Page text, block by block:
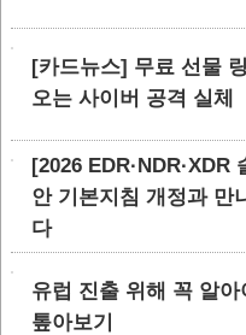
[카드뉴스] 무료 선물
오는 사이버 공격 실체
[2026
안 기본지침 개정과 만
다
유럽 진출 위해 꼭 알아
톺아보기